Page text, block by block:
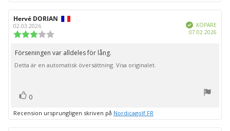
Recensionsförfattare:
Hervé DORIAN
02.03.2026
utav
5
stjärnor
Bekräftad
KÖPARE
07.02.2026
Recensionstext:
Förseningen var alldeles för lång.
Detta är en automatisk översättning. Visa originalet.
Rösta
0
Recension ursprungligen skriven på Nordicagolf FR